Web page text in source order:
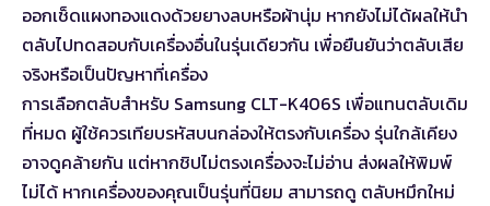
ออกเช็ดแผงทองแดงด้วยยางลบหรือผ้านุ่ม หากยังไม่ได้ผลให้นำ
ตลับไปทดสอบกับเครื่องอื่นในรุ่นเดียวกัน เพื่อยืนยันว่าตลับเสีย
จริงหรือเป็นปัญหาที่เครื่อง
การเลือกตลับสำหรับ Samsung CLT-K406S เพื่อแทนตลับเดิม
ที่หมด ผู้ใช้ควรเทียบรหัสบนกล่องให้ตรงกับเครื่อง รุ่นใกล้เคียง
อาจดูคล้ายกัน แต่หากชิปไม่ตรงเครื่องจะไม่อ่าน ส่งผลให้พิมพ์
ไม่ได้ หากเครื่องของคุณเป็นรุ่นที่นิยม สามารถดู ตลับหมึกใหม่